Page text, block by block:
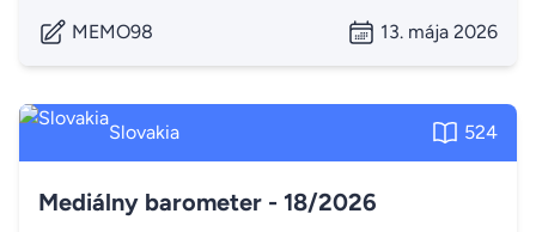
MEMO98 13. mája 2026
Slovakia 524
Mediálny barometer - 18/2026